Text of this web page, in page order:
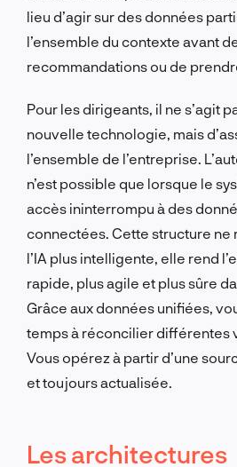
lieu d’agir sur des données
l’ensemble du contexte avant
recommandations ou de
Pour les dirigeants, il ne s’agit
nouvelle technologie, mais
l’ensemble de l’entreprise.
n’est possible que lorsque le
accès ininterrompu à des
connectées. Cette structure ne
l’IA plus intelligente, elle rend
rapide, plus agile et plus sûre
Grâce aux données unifiées,
temps à réconcilier différentes
Vous opérez à partir d’une
et toujours actualisée.
Les architectures